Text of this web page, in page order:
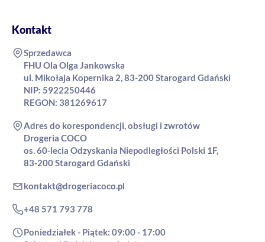
Kontakt
Sprzedawca
FHU Ola Olga Jankowska
ul. Mikołaja Kopernika 2, 83-200 Starogard Gdański
NIP: 5922250446
REGON: 381269617
Adres do korespondencji, obsługi i zwrotów
Drogeria COCO
os. 60-lecia Odzyskania Niepodległości Polski 1F,
83-200 Starogard Gdański
kontakt@drogeriacoco.pl
+48 571 793 778
Poniedziałek - Piątek: 09:00 - 17:00